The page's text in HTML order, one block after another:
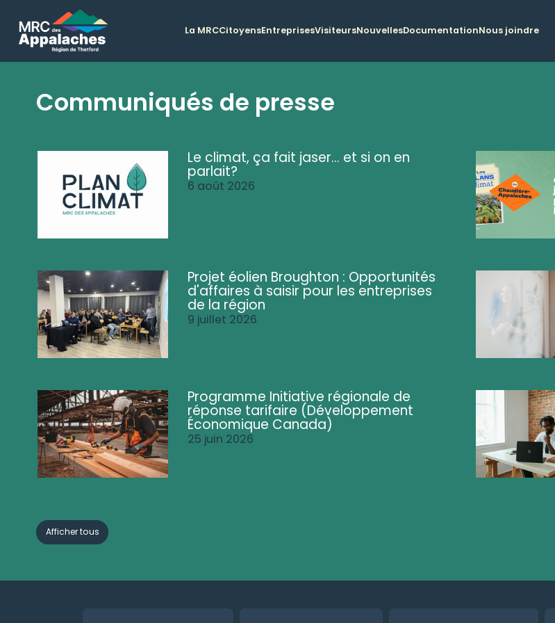
La MRCCitoyensEntreprisesVisiteursNouvellesDocumentationNous joindre
Communiqués de presse
Le climat, ça fait jaser... et si on en
parlait?
6 août 2026
Projet éolien Broughton : Opportunités
d'affaires à saisir pour les entreprises
de la région
9 juillet 2026
Programme Initiative régionale de
réponse tarifaire (Développement
Économique Canada)
25 juin 2026
Afficher tous